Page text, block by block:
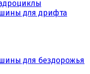
для дрифта
для бездорожья